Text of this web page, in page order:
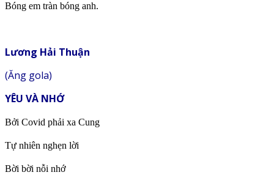
Bóng em tràn bóng anh.
Lương Hải Thuận
(Ăng gola)
YÊU VÀ NHỚ
Bởi Covid phải xa Cung
Tự nhiên nghẹn lời
Bời bời nỗi nhớ